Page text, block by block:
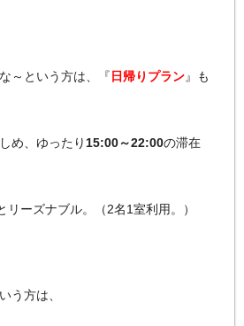
～という方は、『 日帰りプラン』も
め、ゆったり15:00～22:00の滞在
リーズナブル。（2名1室利用。）
う方は、